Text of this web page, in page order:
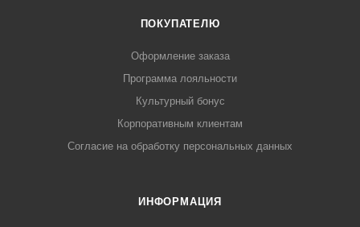
ПОКУПАТЕЛЮ
Оформление заказа
Программа лояльности
Культурный бонус
Корпоративным клиентам
Согласие на обработку персональных данных
ИНФОРМАЦИЯ